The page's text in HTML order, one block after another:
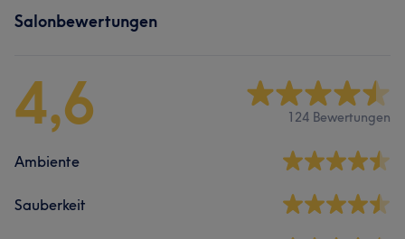
Salonbewertungen
4,6 124 Bewertungen
Ambiente
Sauberkeit